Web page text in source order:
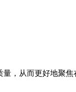
，从而更好地聚焦